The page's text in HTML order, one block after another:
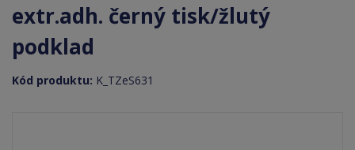
extr.adh. černý tisk/žlutý
podklad
Kód produktu: K_TZeS631